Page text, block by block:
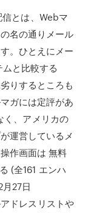
信とは、Webマ
名の通りメール
。ひとえにメー
と比較する
りするところも
ガには定評があ
く、アメリカの
運営しているメ
作画面は 無料
(全161 エンハ
27日
ドレスリストや